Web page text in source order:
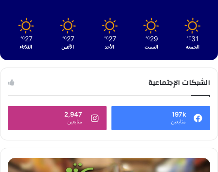
31
℃
الجمعة
29
℃
السبت
27
℃
الأحد
27
℃
الأثنين
27
℃
الثلاثاء
الشبكات الإجتماعية
197k
متابعين
2,947
متابعين